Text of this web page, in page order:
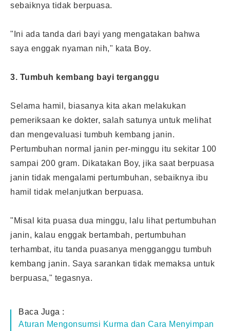
sebaiknya tidak berpuasa.
"Ini ada tanda dari bayi yang mengatakan bahwa
saya enggak nyaman nih," kata Boy.
3. Tumbuh kembang bayi terganggu
Selama hamil, biasanya kita akan melakukan
pemeriksaan ke dokter, salah satunya untuk melihat
dan mengevaluasi tumbuh kembang janin.
Pertumbuhan normal janin per-minggu itu sekitar 100
sampai 200 gram. Dikatakan Boy, jika saat berpuasa
janin tidak mengalami pertumbuhan, sebaiknya ibu
hamil tidak melanjutkan berpuasa.
"Misal kita puasa dua minggu, lalu lihat pertumbuhan
janin, kalau enggak bertambah, pertumbuhan
terhambat, itu tanda puasanya mengganggu tumbuh
kembang janin. Saya sarankan tidak memaksa untuk
berpuasa," tegasnya.
Baca Juga :
Aturan Mengonsumsi Kurma dan Cara Menyimpan